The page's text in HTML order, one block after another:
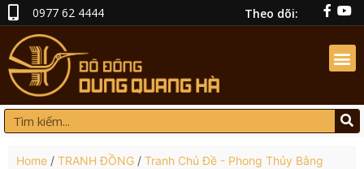
0977 62 4444 Theo dõi:
Home / TRANH ĐỒNG / Tranh Chủ Đề - Phong Thủy Bằng